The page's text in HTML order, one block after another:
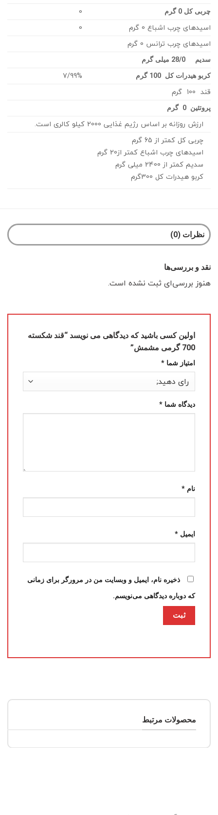
چربی کل 0 گرم
0
اسیدهای چرب اشباع 0 گرم
0
اسیدهای چرب ترانس 0 گرم
سدیم 28/0 میلی گرم
کربو هیدرات کل 100 گرم
7/99%
قند 100 گرم
پروتئین 0 گرم
ارزش روزانه بر اساس رژیم غذایی 2000 کیلو کالری است.
چربی کل کمتر از 65 گرم
اسیدهای چرب اشباع کمتر از20 گرم
سدیم کمتر از 2400 میلی گرم
کربو هیدرات کل 300گرم
نظرات (0)
نقد و بررسی‌ها
هنوز بررسی‌ای ثبت نشده است.
اولین کسی باشید که دیدگاهی می نویسد “قند شکسته
700 گرمی مشمش”
امتیاز شما *
دیدگاه شما *
نام *
ایمیل *
ذخیره نام، ایمیل و وبسایت من در مرورگر برای زمانی
که دوباره دیدگاهی می‌نویسم.
محصولات مرتبط